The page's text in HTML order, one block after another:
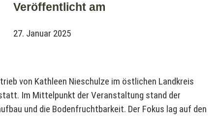
Veröffentlicht am
27. Januar 2025
von Kathleen Nieschulze im östlichen Landkreis
Im Mittelpunkt der Veranstaltung stand der
und die Bodenfruchtbarkeit. Der Fokus lag auf den